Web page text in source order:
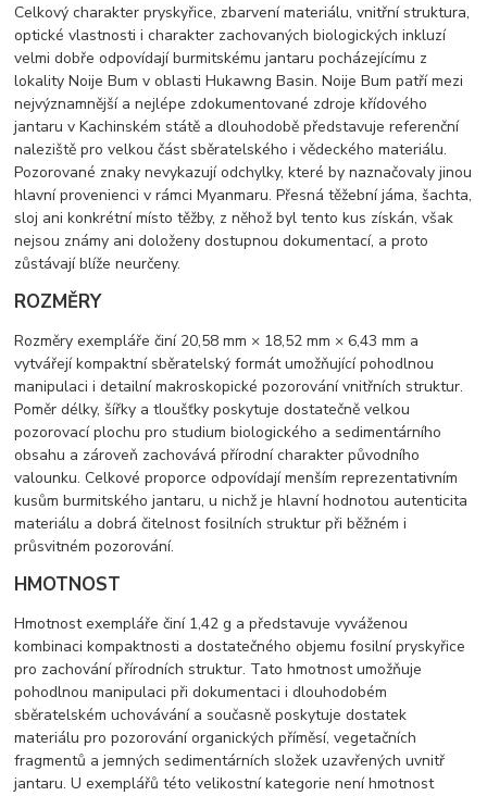
Celkový charakter pryskyřice, zbarvení materiálu, vnitřní struktura,
optické vlastnosti i charakter zachovaných biologických inkluzí
velmi dobře odpovídají burmitskému jantaru pocházejícímu z
lokality Noije Bum v oblasti Hukawng Basin. Noije Bum patří mezi
nejvýznamnější a nejlépe zdokumentované zdroje křídového
jantaru v Kachinském státě a dlouhodobě představuje referenční
naleziště pro velkou část sběratelského i vědeckého materiálu.
Pozorované znaky nevykazují odchylky, které by naznačovaly jinou
hlavní provenienci v rámci Myanmaru. Přesná těžební jáma, šachta,
sloj ani konkrétní místo těžby, z něhož byl tento kus získán, však
nejsou známy ani doloženy dostupnou dokumentací, a proto
zůstávají blíže neurčeny.
ROZMĚRY
Rozměry exempláře činí 20,58 mm × 18,52 mm × 6,43 mm a
vytvářejí kompaktní sběratelský formát umožňující pohodlnou
manipulaci i detailní makroskopické pozorování vnitřních struktur.
Poměr délky, šířky a tloušťky poskytuje dostatečně velkou
pozorovací plochu pro studium biologického a sedimentárního
obsahu a zároveň zachovává přírodní charakter původního
valounku. Celkové proporce odpovídají menším reprezentativním
kusům burmitského jantaru, u nichž je hlavní hodnotou autenticita
materiálu a dobrá čitelnost fosilních struktur při běžném i
průsvitném pozorování.
HMOTNOST
Hmotnost exempláře činí 1,42 g a představuje vyváženou
kombinaci kompaktnosti a dostatečného objemu fosilní pryskyřice
pro zachování přírodních struktur. Tato hmotnost umožňuje
pohodlnou manipulaci při dokumentaci i dlouhodobém
sběratelském uchovávání a současně poskytuje dostatek
materiálu pro pozorování organických příměsí, vegetačních
fragmentů a jemných sedimentárních složek uzavřených uvnitř
jantaru. U exemplářů této velikostní kategorie není hmotnost